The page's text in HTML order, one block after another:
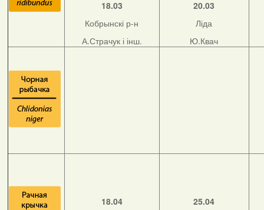
18.03
Кобрынскі р-н
А.Страчук і інш.
20.03
Ліда
Ю.Квач
18.04
25.04